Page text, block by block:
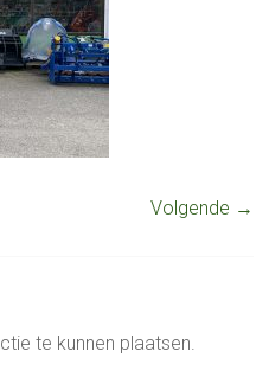
Volgende →
te kunnen plaatsen.